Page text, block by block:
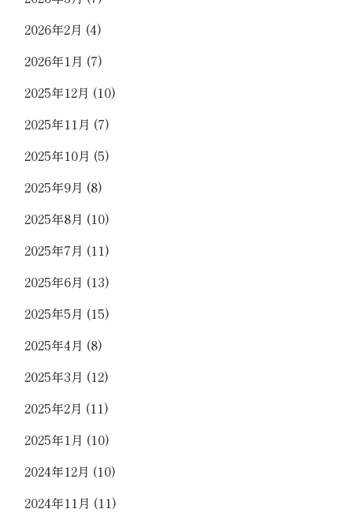
2026年2月 (4)
2026年1月 (7)
2025年12月 (10)
2025年11月 (7)
2025年10月 (5)
2025年9月 (8)
2025年8月 (10)
2025年7月 (11)
2025年6月 (13)
2025年5月 (15)
2025年4月 (8)
2025年3月 (12)
2025年2月 (11)
2025年1月 (10)
2024年12月 (10)
2024年11月 (11)